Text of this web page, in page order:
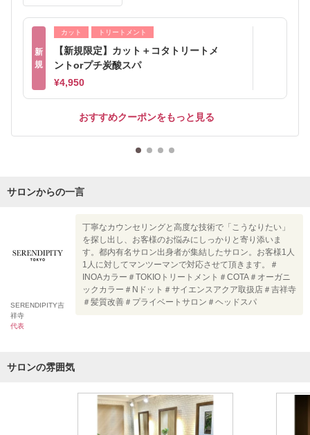
新
規
カット トリートメント
【新規限定】カット＋コタトリートメ
ントorプチ炭酸スパ
¥4,950
おすすめクーポンをもっと見る
サロンからの一言
SERENDIPITY吉
祥寺
代表
丁寧なカウンセリングと高度な技術で「こうなりたい」
を探し出し、お客様のお悩みにしっかりと寄り添いま
す。都内有名サロン出身者が集結したサロン。お客様1人
1人に対してマンツーマンで対応させて頂きます。＃
INOAカラー＃TOKIOトリートメント＃COTA＃オーガニ
ックカラー＃Nドット＃サイエンスアクア取扱店＃吉祥寺
＃髪質改善＃プライベートサロン＃ヘッドスパ
サロンの雰囲気